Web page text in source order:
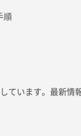
順
ています。最新情